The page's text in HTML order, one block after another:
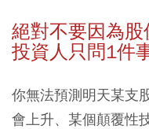
絕對不要因為
投資人只問1件
你無法預測明天某支
會上升、某個顛覆性